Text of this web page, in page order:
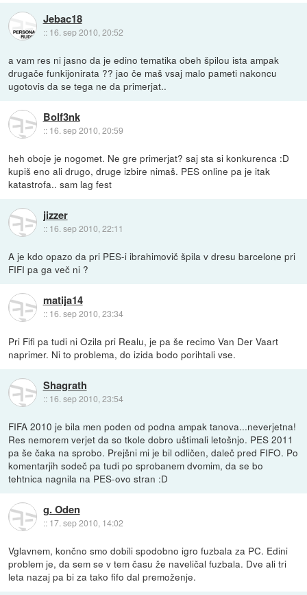
Jebac18
:: 16. sep 2010, 20:52
a vam res ni jasno da je edino tematika obeh špilou ista ampak
drugače funkijonirata ?? jao če maš vsaj malo pameti nakoncu
ugotovis da se tega ne da primerjat..
Bolf3nk
:: 16. sep 2010, 20:59
heh oboje je nogomet. Ne gre primerjat? saj sta si konkurenca :D
kupiš eno ali drugo, druge izbire nimaš. PES online pa je itak
katastrofa.. sam lag fest
jizzer
:: 16. sep 2010, 22:11
A je kdo opazo da pri PES-i ibrahimovič špila v dresu barcelone pri
FIFI pa ga več ni ?
matija14
:: 16. sep 2010, 23:34
Pri Fifi pa tudi ni Ozila pri Realu, je pa še recimo Van Der Vaart
naprimer. Ni to problema, do izida bodo porihtali vse.
Shagrath
:: 16. sep 2010, 23:54
FIFA 2010 je bila men poden od podna ampak tanova...neverjetna!
Res nemorem verjet da so tkole dobro uštimali letošnjo. PES 2011
pa še čaka na sprobo. Prejšni mi je bil odličen, daleč pred FIFO. Po
komentarjih sodeč pa tudi po sprobanem dvomim, da se bo
tehtnica nagnila na PES-ovo stran :D
g. Oden
:: 17. sep 2010, 14:02
Vglavnem, končno smo dobili spodobno igro fuzbala za PC. Edini
problem je, da sem se v tem času že naveličal fuzbala. Dve ali tri
leta nazaj pa bi za tako fifo dal premoženje.